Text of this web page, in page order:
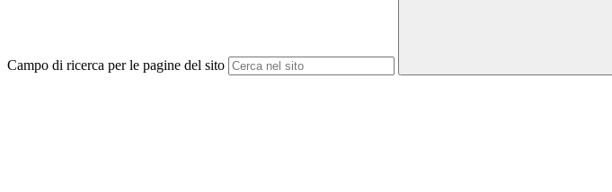
Campo di ricerca per le pagine del sito